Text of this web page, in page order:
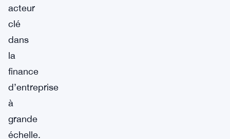
acteur
clé
dans
la
finance
d’entreprise
à
grande
échelle.